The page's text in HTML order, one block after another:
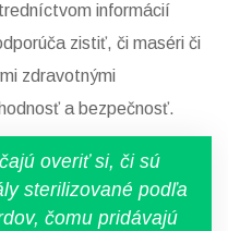
informácií
zistiť, či maséri či
zdravotnými
a bezpečnosť.
overiť si, či sú
sterilizované podľa
čomu pridávajú